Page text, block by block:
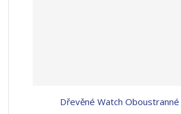
Dřevěné Watch Oboustranné